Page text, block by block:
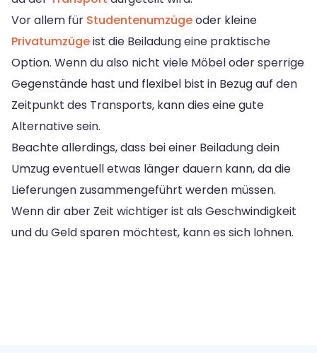
Vor allem für Studentenumzügeoder kleine
Privatumzügeist die Beiladung eine praktische
Option. Wenn du also nicht viele Möbel oder sperrige
Gegenstände hast und flexibel bist in Bezug auf den
Zeitpunkt des Transports, kann dies eine gute
Alternative sein.
Beachte allerdings, dass bei einer Beiladung dein
Umzug eventuell etwas länger dauern kann, da die
Lieferungen zusammengeführt werden müssen.
Wenn dir aber Zeit wichtiger ist als Geschwindigkeit
und du Geld sparen möchtest, kann es sich lohnen.